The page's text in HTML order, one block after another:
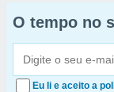
O tempo no
Eu li e aceito a